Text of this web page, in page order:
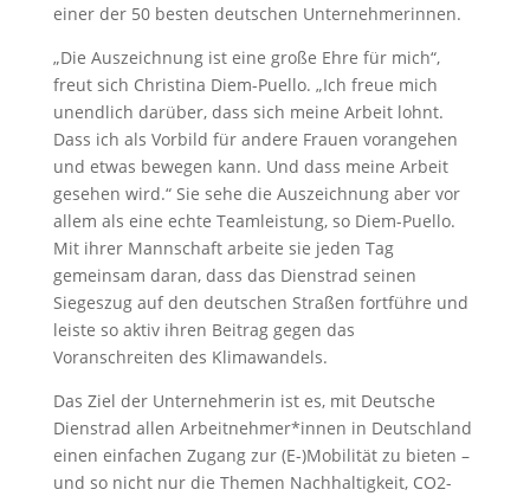
einer der 50 besten deutschen Unternehmerinnen.
„Die Auszeichnung ist eine große Ehre für mich“,
freut sich Christina Diem-Puello. „Ich freue mich
unendlich darüber, dass sich meine Arbeit lohnt.
Dass ich als Vorbild für andere Frauen vorangehen
und etwas bewegen kann. Und dass meine Arbeit
gesehen wird.“ Sie sehe die Auszeichnung aber vor
allem als eine echte Teamleistung, so Diem-Puello.
Mit ihrer Mannschaft arbeite sie jeden Tag
gemeinsam daran, dass das Dienstrad seinen
Siegeszug auf den deutschen Straßen fortführe und
leiste so aktiv ihren Beitrag gegen das
Voranschreiten des Klimawandels.
Das Ziel der Unternehmerin ist es, mit Deutsche
Dienstrad allen Arbeitnehmer*innen in Deutschland
einen einfachen Zugang zur (E-)Mobilität zu bieten –
und so nicht nur die Themen Nachhaltigkeit, CO2-